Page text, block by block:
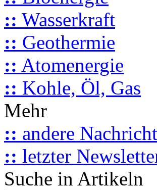
:: Wasserkraft
:: Geothermie
:: Atomenergie
:: Kohle, Öl, Gas
Mehr
:: andere
:: letzter
Suche in Artikeln